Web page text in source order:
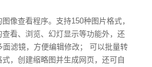
像查看程序。支持150种图片格式，
查看、浏览、幻灯显示等功能外，还
面滤镜，方便编辑修改； 可以批量转
式，创建缩略图并生成网页，还可自